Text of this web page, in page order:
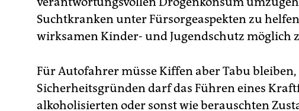
Suchtkranken unter Fürsorgeaspekten zu
wirksamen Kinder- und Jugendschutz möglich
Für Autofahrer müsse Kiffen aber Tabu bleiben,
Sicherheitsgründen darf das Führen eines
alkoholisierten oder sonst wie berauschten